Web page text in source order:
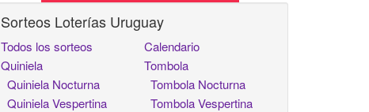
Sorteos Loterías Uruguay
Todos los sorteos
Quiniela
Quiniela Nocturna
Quiniela Vespertina
Calendario
Tombola
Tombola Nocturna
Tombola Vespertina